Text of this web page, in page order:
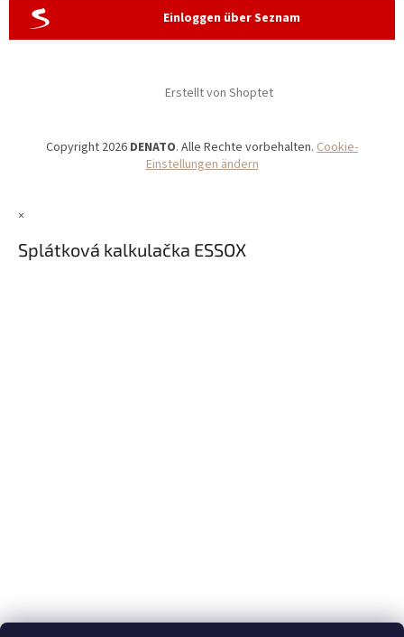
Einloggen über Seznam
Erstellt von Shoptet
Copyright 2026 DENATO. Alle Rechte vorbehalten. Cookie-
Einstellungen ändern
×
Splátková kalkulačka ESSOX